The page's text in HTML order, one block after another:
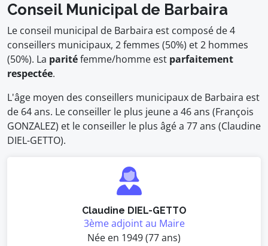
Conseil Municipal de Barbaira
Le conseil municipal de Barbaira est composé de 4
conseillers municipaux, 2 femmes (50%) et 2 hommes
(50%). La paritéfemme/homme est parfaitement
respectée.
L'âge moyen des conseillers municipaux de Barbaira est
de 64 ans. Le conseiller le plus jeune a 46 ans (François
GONZALEZ) et le conseiller le plus âgé a 77 ans (Claudine
DIEL-GETTO).
Claudine DIEL-GETTO
3ème adjoint au Maire
Née en 1949 (77 ans)